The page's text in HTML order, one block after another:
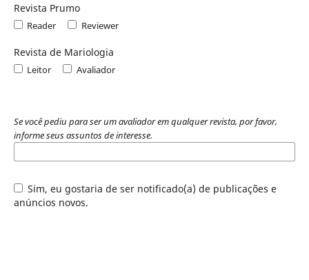
Revista Prumo
Reader Reviewer
Revista de Mariologia
Leitor Avaliador
Se você pediu para ser um avaliador em qualquer revista, por favor,
informe seus assuntos de interesse.
Sim, eu gostaria de ser notificado(a) de publicações e
anúncios novos.